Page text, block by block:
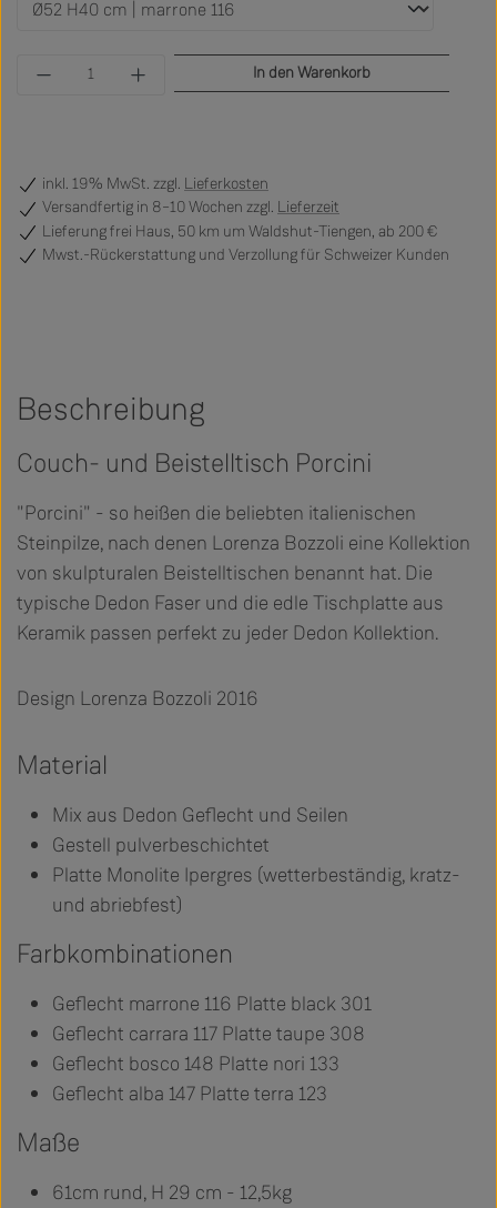
Produkt Anzahl: Gib den gewünschten Wert
In den Warenkorb
inkl. 19% MwSt. zzgl. Lieferkosten
Versandfertig in 8–10 Wochen zzgl. Lieferzeit
Lieferung frei Haus, 50 km um Waldshut-Tiengen, ab 200 €
Mwst.-Rückerstattung und Verzollung für Schweizer Kunden
Beschreibung
Couch- und Beistelltisch Porcini
"Porcini" - so heißen die beliebten italienischen
Steinpilze, nach denen Lorenza Bozzoli eine Kollektion
von skulpturalen Beistelltischen benannt hat. Die
typische Dedon Faser und die edle Tischplatte aus
Keramik passen perfekt zu jeder Dedon Kollektion.
Design Lorenza Bozzoli 2016
Material
Mix aus Dedon Geflecht und Seilen
Gestell pulverbeschichtet
Platte Monolite Ipergres (wetterbeständig, kratz-
und abriebfest)
Farbkombinationen
Geflecht marrone 116 Platte black 301
Geflecht carrara 117 Platte taupe 308
Geflecht bosco 148 Platte nori 133
Geflecht alba 147 Platte terra 123
Maße
61cm rund, H 29 cm - 12,5kg